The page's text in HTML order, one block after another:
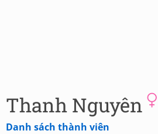
Thanh Nguyên
Danh sách thành viên